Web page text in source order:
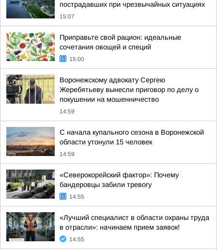
пострадавших при чрезвычайных ситуациях
15:07
Приправьте свой рацион: идеальные
сочетания овощей и специй
15:00
Воронежскому адвокату Сергею
Жеребятьеву вынесли приговор по делу о
покушении на мошенничество
14:59
С начала купального сезона в Воронежской
области утонули 15 человек
14:59
«Северокорейский фактор»: Почему
бандеровцы забили тревогу
14:55
«Лучший специалист в области охраны труда
в отрасли»: начинаем прием заявок!
14:55